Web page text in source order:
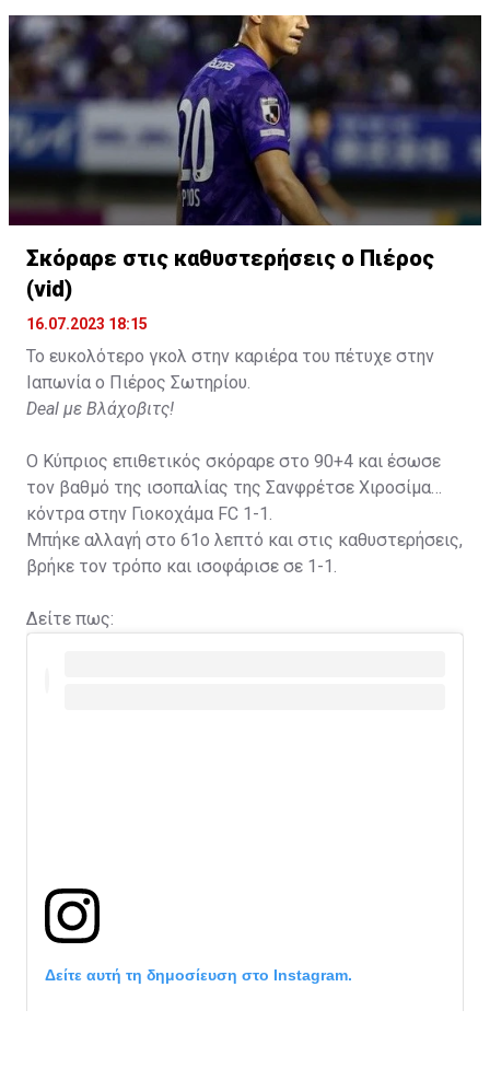
Η δημοσίευση κοινοποιήθηκε από το χρήστη David Beckham
Σκόραρε στις καθυστερήσεις ο Πιέρος
(vid)
16.07.2023 18:15
Το ευκολότερο γκολ στην καριέρα του πέτυχε στην
Ιαπωνία ο Πιέρος Σωτηρίου.
Deal με Βλάχοβιτς!
Ο Κύπριος επιθετικός σκόραρε στο 90+4 και έσωσε
τον βαθμό της ισοπαλίας της Σανφρέτσε Χιροσίμα
κόντρα στην Γιοκοχάμα FC 1-1.
Μπήκε αλλαγή στο 61ο λεπτό και στις καθυστερήσεις,
βρήκε τον τρόπο και ισοφάρισε σε 1-1.
Δείτε πως:
Δείτε αυτή τη δημοσίευση στο Instagram.